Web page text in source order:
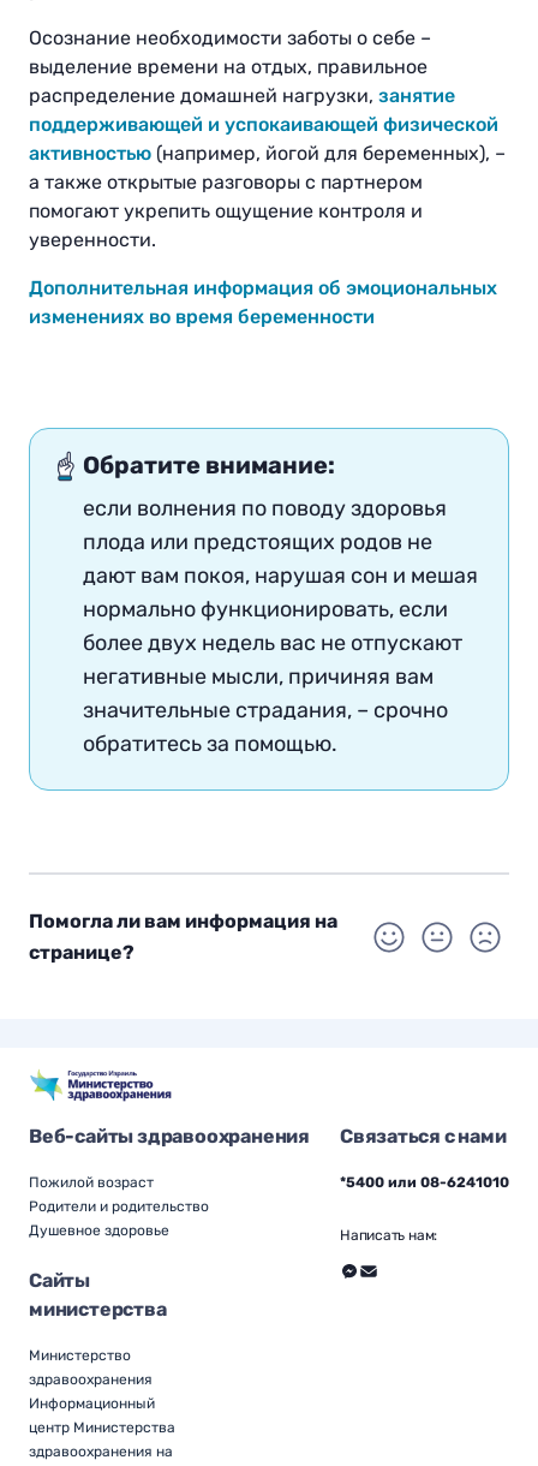
Осознание необходимости заботы о себе –
выделение времени на отдых, правильное
распределение домашней нагрузки, занятие
поддерживающей и успокаивающей физической
активностью (например, йогой для беременных), –
а также открытые разговоры с партнером
помогают укрепить ощущение контроля и
уверенности.
Дополнительная информация об эмоциональных
изменениях во время беременности
Обратите внимание:
если волнения по поводу здоровья
плода или предстоящих родов не
дают вам покоя, нарушая сон и мешая
нормально функционировать, если
более двух недель вас не отпускают
негативные мысли, причиняя вам
значительные страдания, – срочно
обратитесь за помощью.
Помогла ли вам информация на
странице?
Веб-сайты здравоохранения
Пожилой возраст
Родители и родительство
Душевное здоровье
Сайты
министерства
Министерство
здравоохранения
Информационный
центр Министерства
здравоохранения на
Связаться с нами
*5400 или 08-6241010
Написать нам: